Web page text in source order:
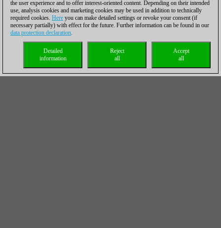
the user experience and to offer interest-oriented content. Depending on their intended
use, analysis cookies and marketing cookies may be used in addition to technically
required cookies. Here you can make detailed settings or revoke your consent (if
necessary partially) with effect for the future. Further information can be found in our
data protection declaration.
Accept
all
Reject
all
Detailed
information